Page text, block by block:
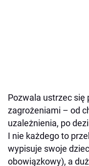
Pozwala ustrzec się
zagrożeniami – od
uzależnienia, po
I nie każdego to
wypisuje swoje
obowiązkowy), a